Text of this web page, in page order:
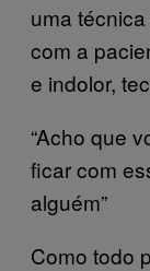
uma
com a
e indolor,
“Acho que
ficar com
alguém”
Como todo